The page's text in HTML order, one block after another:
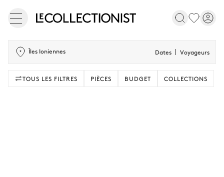
Îles Ioniennes Dates Voyageurs
TOUS LES FILTRES PIÈCES BUDGET COLLECTIONS